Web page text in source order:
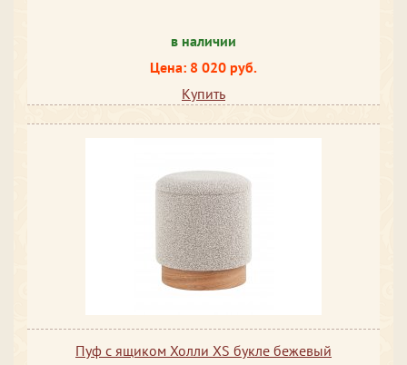
в наличии
Цена: 8 020 руб.
Купить
Пуф с ящиком Холли XS букле бежевый